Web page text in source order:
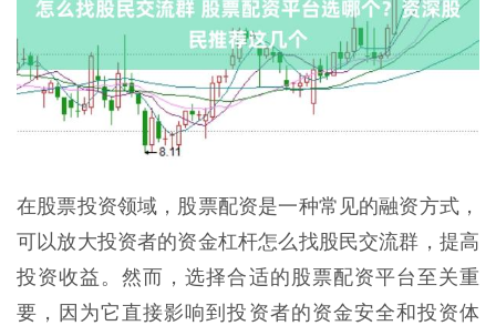
在股票投资领域，股票配资是一种常见的融资方式，
可以放大投资者的资金杠杆怎么找股民交流群，提高
投资收益。然而，选择合适的股票配资平台至关重
要，因为它直接影响到投资者的资金安全和投资体